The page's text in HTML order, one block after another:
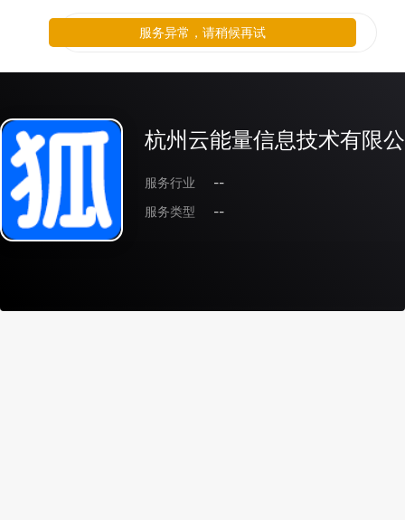
杭州云能量信息技术有限
服务行业
--
服务类型
--
服务异常，请稍候再试